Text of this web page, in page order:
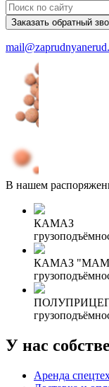
Заказать обратный
В нашем
КАМАЗ
КАМАЗ
У нас
Аренда